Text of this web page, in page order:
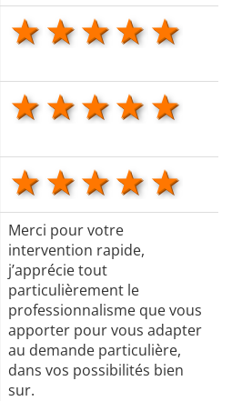
4
3 stars
2 stars
1 star
4
3 stars
2 stars
1 star
4
3 stars
2 stars
1 star
Merci pour votre
intervention rapide,
j’apprécie tout
particulièrement le
professionnalisme que vous
apporter pour vous adapter
au demande particulière,
dans vos possibilités bien
sur.